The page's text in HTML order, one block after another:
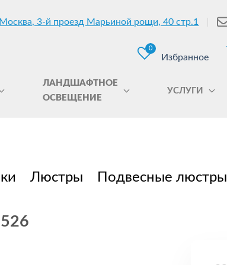
Москва, 3-й проезд Марьиной рощи, 40 стр.1
0
Избранное
ЛАНДШАФТНОЕ
ОСВЕЩЕНИЕ
УСЛУГИ
Люстры Подвесные люстры